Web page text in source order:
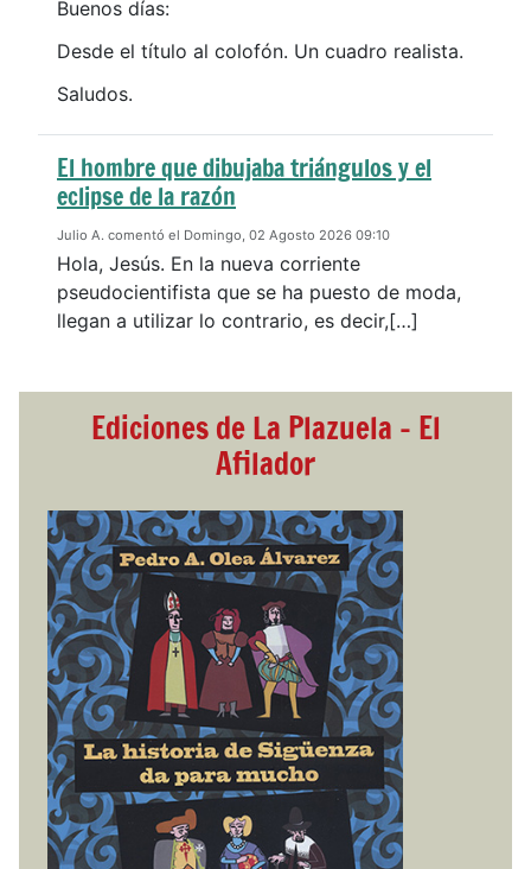
Buenos días:
Desde el título al colofón. Un cuadro realista.
Saludos.
El hombre que dibujaba triángulos y el
eclipse de la razón
Julio A. comentó el Domingo, 02 Agosto 2026 09:10
Hola, Jesús. En la nueva corriente
pseudocientifista que se ha puesto de moda,
llegan a utilizar lo contrario, es decir,[…]
Ediciones de La Plazuela - El
Afilador